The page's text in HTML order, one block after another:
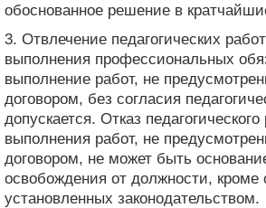
обоснованное решение в
3. Отвлечение педагогических
выполнения профессиональных
выполнение работ, не
договором, без согласия
допускается. Отказ
выполнения работ, не
договором, не может быть
освобождения от должности, кроме
установленных законодательством.